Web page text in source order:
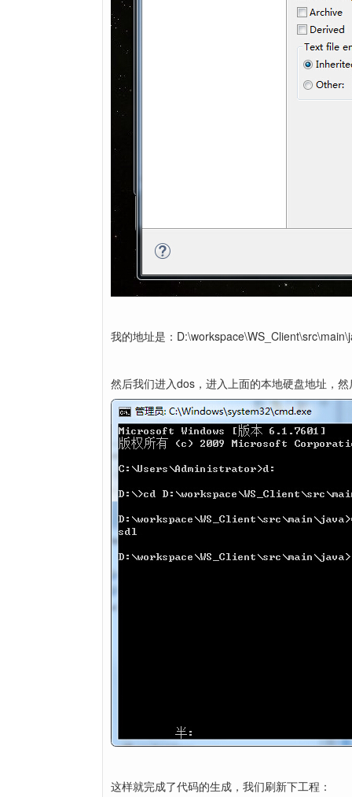
我的地址是：
然后我们进入dos，进入上面的本地硬盘地址，
这样就完成了代码的生成，我们刷新下工程：